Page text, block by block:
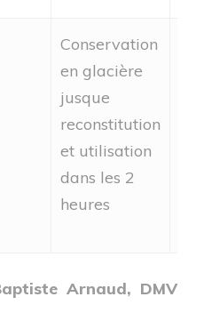
Conservation
en glacière
jusque
reconstitution
et utilisation
dans les 2
heures
Arnaud, DMV